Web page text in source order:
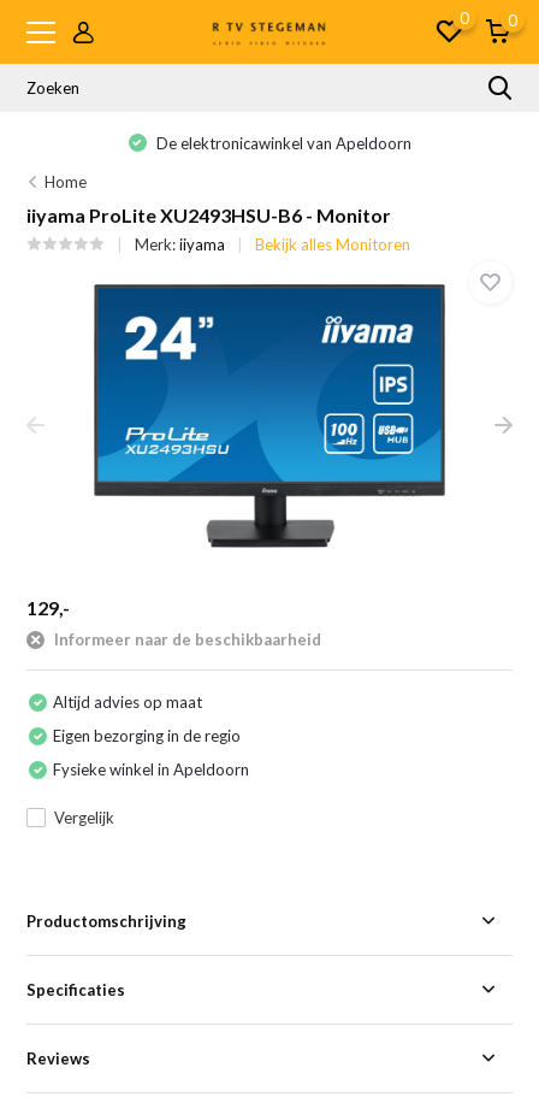
0 0
De elektronicawinkel van Apeldoorn
Home
iiyama ProLite XU2493HSU-B6 - Monitor
Merk:iiyama Bekijk alles Monitoren
129,-
Informeer naar de beschikbaarheid
Altijd advies op maat
Eigen bezorging in de regio
Fysieke winkel in Apeldoorn
Vergelijk
Productomschrijving
Specificaties
Reviews